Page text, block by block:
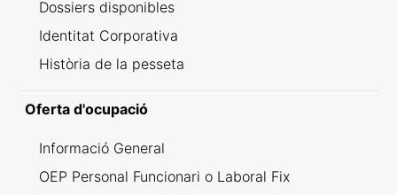
Dossiers disponibles
Identitat Corporativa
Història de la pesseta
Oferta d'ocupació
Informació General
OEP Personal Funcionari o Laboral Fix